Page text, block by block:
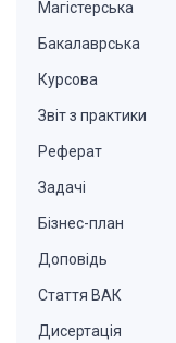
Магістерська
Бакалаврська
Курсова
Звіт з практики
Реферат
Задачі
Бізнес-план
Доповідь
Стаття ВАК
Дисертація